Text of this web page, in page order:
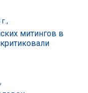
митингов в